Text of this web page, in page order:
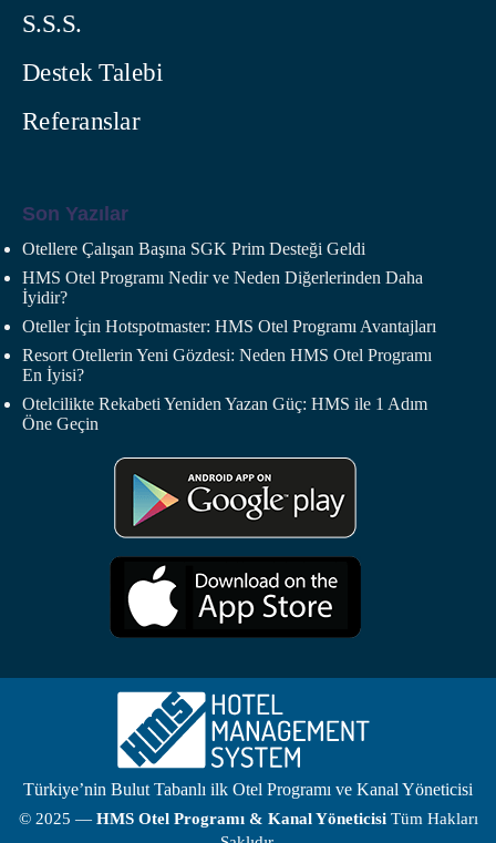
S.S.S.
Destek Talebi
Referanslar
Son Yazılar
Otellere Çalışan Başına SGK Prim Desteği Geldi
HMS Otel Programı Nedir ve Neden Diğerlerinden Daha
İyidir?
Oteller İçin Hotspotmaster: HMS Otel Programı Avantajları
Resort Otellerin Yeni Gözdesi: Neden HMS Otel Programı
En İyisi?
Otelcilikte Rekabeti Yeniden Yazan Güç: HMS ile 1 Adım
Öne Geçin
Türkiye’nin Bulut Tabanlı ilk Otel Programı ve Kanal Yöneticisi
© 2025 — HMS Otel Programı& Kanal YöneticisiTüm Hakları